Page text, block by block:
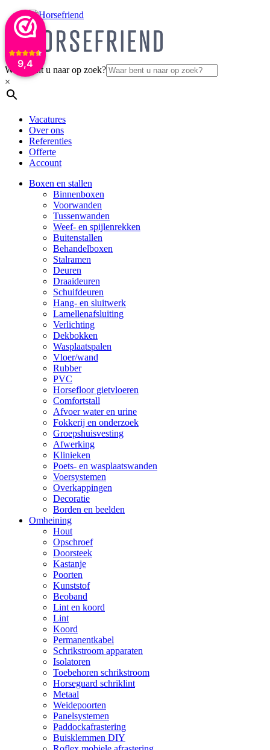
9,4
Waar bent u naar op zoek?
×
Vacatures
Over ons
Referenties
Offerte
Account
Boxen en stallen
Binnenboxen
Voorwanden
Tussenwanden
Weef- en spijlenrekken
Buitenstallen
Behandelboxen
Stalramen
Deuren
Draaideuren
Schuifdeuren
Hang- en sluitwerk
Lamellenafsluiting
Verlichting
Dekbokken
Wasplaatspalen
Vloer/wand
Rubber
PVC
Horsefloor gietvloeren
Comfortstall
Afvoer water en urine
Fokkerij en onderzoek
Groepshuisvesting
Afwerking
Klinieken
Poets- en wasplaatswanden
Voersystemen
Overkappingen
Decoratie
Borden en beelden
Omheining
Hout
Opschroef
Doorsteek
Kastanje
Poorten
Kunststof
Beoband
Lint en koord
Lint
Koord
Permanentkabel
Schrikstroom apparaten
Isolatoren
Toebehoren schrikstroom
Horseguard schriklint
Metaal
Weidepoorten
Panelsystemen
Paddockafrastering
Buisklemmen DIY